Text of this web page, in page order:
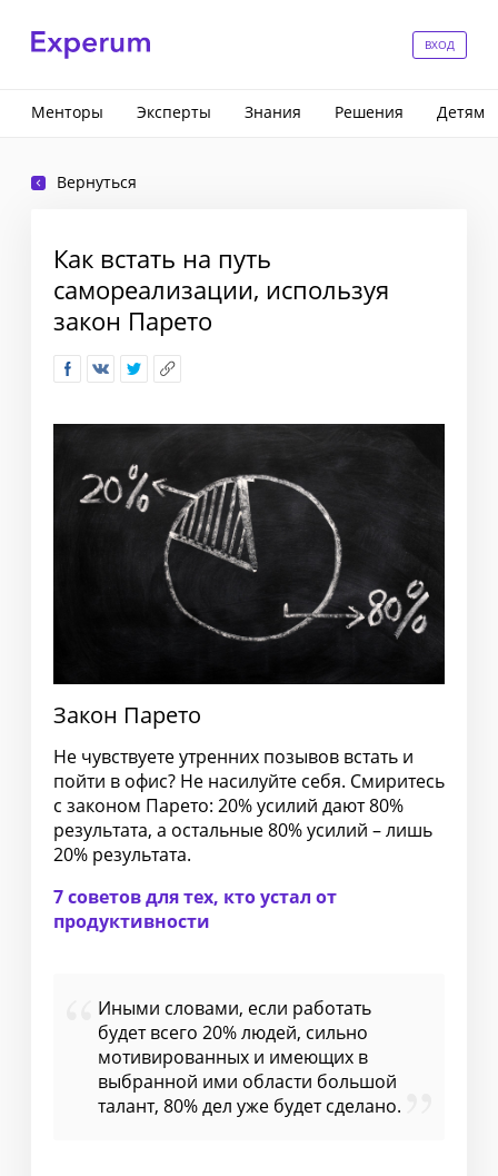
ВХОД
Менторы Эксперты Знания Решения Детям
Вернуться
Как встать на путь
самореализации, используя
закон Парето
Закон Парето
Не чувствуете утренних позывов встать и
пойти в офис? Не насилуйте себя. Смиритесь
с законом Парето: 20% усилий дают 80%
результата, а остальные 80% усилий – лишь
20% результата.
7 советов для тех, кто устал от
продуктивности
Иными словами, если работать
будет всего 20% людей, сильно
мотивированных и имеющих в
выбранной ими области большой
талант, 80% дел уже будет сделано.